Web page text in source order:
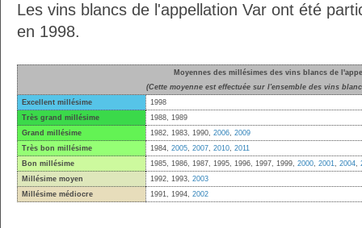
Les vins blancs de l'appellation Var ont été
en 1998.
Moyennes des millésimes des vins blancs de
(Cette moyenne est effectuée sur l'ensemble des vins
Excellent millésime
1998
Très grand millésime
1988, 1989
Grand millésime
1982, 1983, 1990, 2006, 2009
Très bon millésime
1984, 2005, 2007, 2010, 2011
Bon millésime
1985, 1986, 1987, 1995, 1996, 1997, 1999, 2000, 2001, 2004,
Millésime moyen
1992, 1993, 2003
Millésime médiocre
1991, 1994, 2002